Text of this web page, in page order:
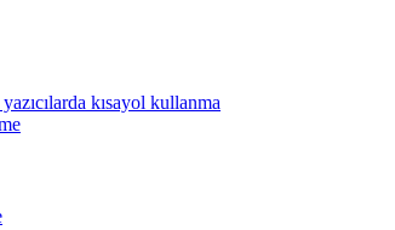
kısayol kullanma